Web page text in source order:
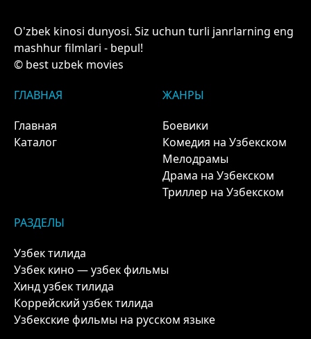
O'zbek kinosi dunyosi. Siz uchun turli janrlarning eng
mashhur filmlari - bepul!
© best uzbek movies
ГЛАВНАЯ
Главная
Каталог
ЖАНРЫ
Боевики
Комедия на Узбекском
Мелодрамы
Драма на Узбекском
Триллер на Узбекском
РАЗДЕЛЫ
Узбек тилида
Узбек кино — узбек фильмы
Хинд узбек тилида
Коррейский узбек тилида
Узбекские фильмы на русском языке